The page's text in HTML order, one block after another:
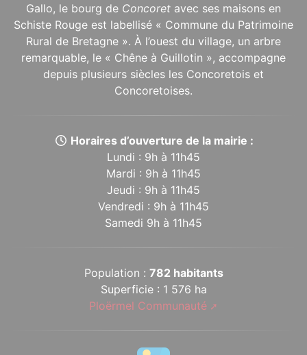
Gallo, le bourg de Concoret avec ses maisons en
Schiste Rouge est labellisé « Commune du Patrimoine
Rural de Bretagne ». À l’ouest du village, un arbre
remarquable, le « Chêne à Guillotin », accompagne
depuis plusieurs siècles les Concoretois et
Concoretoises.
Horaires d’ouverture de la mairie :
Lundi : 9h à 11h45
Mardi : 9h à 11h45
Jeudi : 9h à 11h45
Vendredi : 9h à 11h45
Samedi 9h à 11h45
Population : 782 habitants
Superficie : 1 576 ha
Ploërmel Communauté